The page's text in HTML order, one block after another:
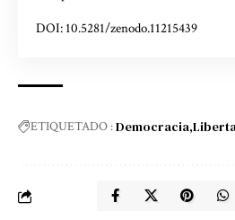
DOI: 10.5281/zenodo.11215439
ETIQUETADO :Democracia